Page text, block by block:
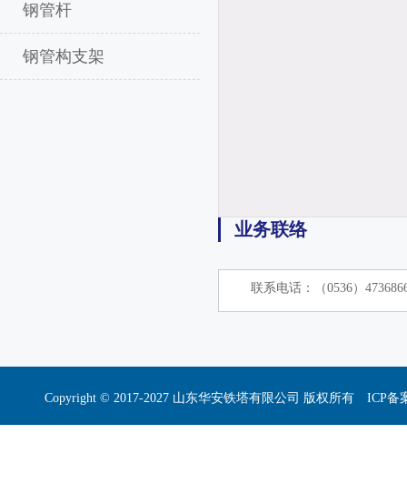
钢管杆
钢管构支架
业务联络
联系电话：（0536）
Copyright © 2017-2027 山东华安铁塔有限公司 版权所有 ICP